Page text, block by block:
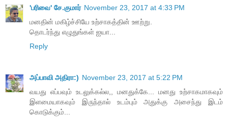
'பரிவை' சே.குமார் November 23, 2017 at 4:33 PM
மனதின் மகிழ்ச்சியே உற்சாகத்தின் ஊற்று.
தொடர்ந்து எழுதுங்கள் ஐயா...
Reply
அப்பாவி அதிரா:) November 23, 2017 at 5:22 PM
வயது எப்பவும் உடலுக்கல்ல,, மனதுக்கே... மனது உற்சாகமாகவும்
இளமையாகவும் இருந்தால் உடம்பும் அதுக்கு அசைந்து இடம்
கொடுக்கும்...